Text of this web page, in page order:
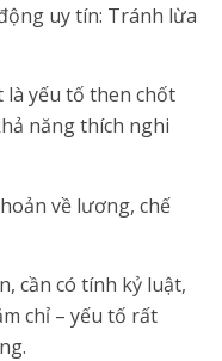
uy tín: Tránh lừa
là yếu tố then chốt
năng thích nghi
về lương, chế
cần có tính kỷ luật,
chỉ – yếu tố rất